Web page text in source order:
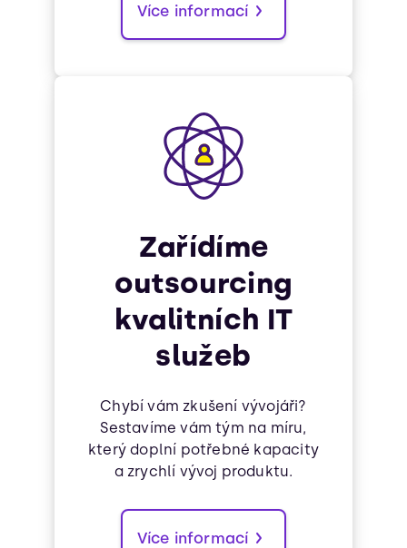
Více informací
Zařídíme
outsourcing
kvalitních IT
služeb
Chybí vám zkušení vývojáři?
Sestavíme vám tým na míru,
který doplní potřebné kapacity
a zrychlí vývoj produktu.
Více informací